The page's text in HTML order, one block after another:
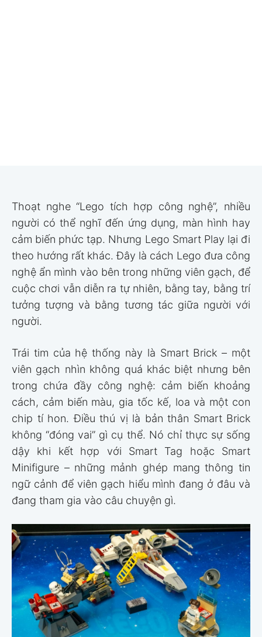
Thoạt nghe “Lego tích hợp công nghệ”, nhiều
người có thể nghĩ đến ứng dụng, màn hình hay
cảm biến phức tạp. Nhưng Lego Smart Play lại đi
theo hướng rất khác. Đây là cách Lego đưa công
nghệ ẩn mình vào bên trong những viên gạch, để
cuộc chơi vẫn diễn ra tự nhiên, bằng tay, bằng trí
tưởng tượng và bằng tương tác giữa người với
người.
Trái tim của hệ thống này là Smart Brick – một
viên gạch nhìn không quá khác biệt nhưng bên
trong chứa đầy công nghệ: cảm biến khoảng
cách, cảm biến màu, gia tốc kế, loa và một con
chip tí hon. Điều thú vị là bản thân Smart Brick
không “đóng vai” gì cụ thể. Nó chỉ thực sự sống
dậy khi kết hợp với Smart Tag hoặc Smart
Minifigure – những mảnh ghép mang thông tin
ngữ cảnh để viên gạch hiểu mình đang ở đâu và
đang tham gia vào câu chuyện gì.